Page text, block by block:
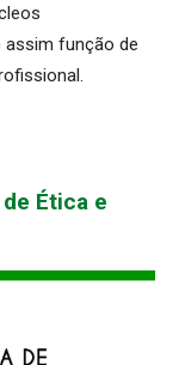
assim função de
Ética e